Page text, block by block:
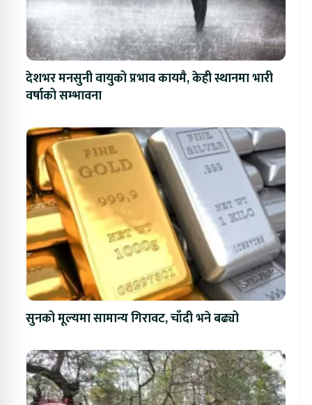
देशभर मनसुनी वायुको प्रभाव कायमै, केही स्थानमा भारी
वर्षाको सम्भावना
सुनको मूल्यमा सामान्य गिरावट, चाँदी भने बढ्यो